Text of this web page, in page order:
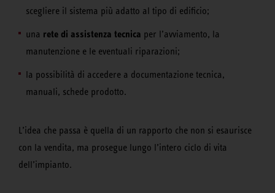
scegliere il sistema più adatto al tipo di edificio;
una rete di assistenza tecnica per l’avviamento, la
manutenzione e le eventuali riparazioni;
la possibilità di accedere a documentazione tecnica,
manuali, schede prodotto.
L’idea che passa è quella di un rapporto che non si esaurisce
con la vendita, ma prosegue lungo l’intero ciclo di vita
dell’impianto.